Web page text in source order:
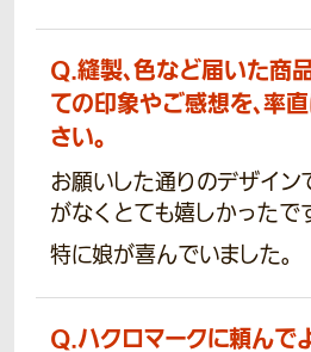
Q.縫製、色など届いた商
ての印象やご感想を、率
さい。
お願いした通りのデザイン
がなくとても嬉しかったで
特に娘が喜んでいました。
Q.ハクロマークに頼んで